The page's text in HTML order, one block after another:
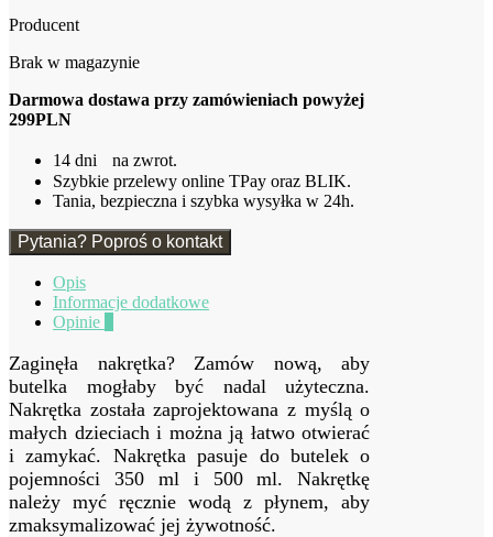
Producent
Brak w magazynie
Darmowa dostawa przy zamówieniach powyżej
299PLN
14 dni na zwrot.
Szybkie przelewy online TPay oraz BLIK.
Tania, bezpieczna i szybka wysyłka w 24h.
Pytania? Poproś o kontakt
Opis
Informacje dodatkowe
Opinie
Zaginęła nakrętka? Zamów nową, aby
butelka mogłaby być nadal użyteczna.
Nakrętka została zaprojektowana z myślą o
małych dzieciach i można ją łatwo otwierać
i zamykać. Nakrętka pasuje do butelek o
pojemności 350 ml i 500 ml. Nakrętkę
należy myć ręcznie wodą z płynem, aby
zmaksymalizować jej żywotność.